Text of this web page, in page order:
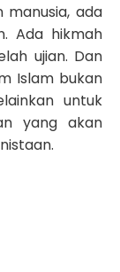
manusia, ada
Ada hikmah
ujian. Dan
Islam bukan
untuk
yang akan